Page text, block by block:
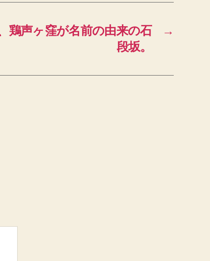
→
鶏声ヶ窪が名前の由来の石
段坂。